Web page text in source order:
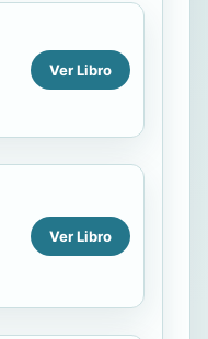
Ver Libro
Ver Libro